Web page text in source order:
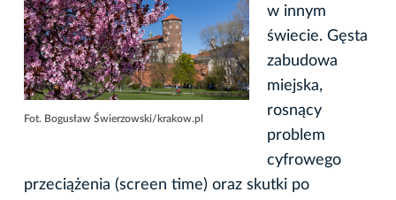
Fot. Bogusław Świerzowski/krakow.pl
w innym
świecie. Gęsta
zabudowa
miejska,
rosnący
problem
cyfrowego
przeciążenia (screen time) oraz skutki po